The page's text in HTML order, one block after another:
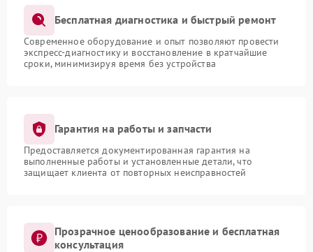
Бесплатная диагностика и быстрый ремонт
Современное оборудование и опыт позволяют провести
экспресс-диагностику и восстановление в кратчайшие
сроки, минимизируя время без устройства
Гарантия на работы и запчасти
Предоставляется документированная гарантия на
выполненные работы и установленные детали, что
защищает клиента от повторных неисправностей
Прозрачное ценообразование и бесплатная
консультация